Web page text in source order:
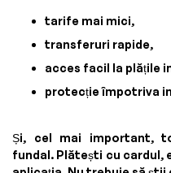
tarife mai mici,
transferuri rapide,
acces facil la plățile
protecție împotriva
Și, cel mai important,
fundal. Plătești cu